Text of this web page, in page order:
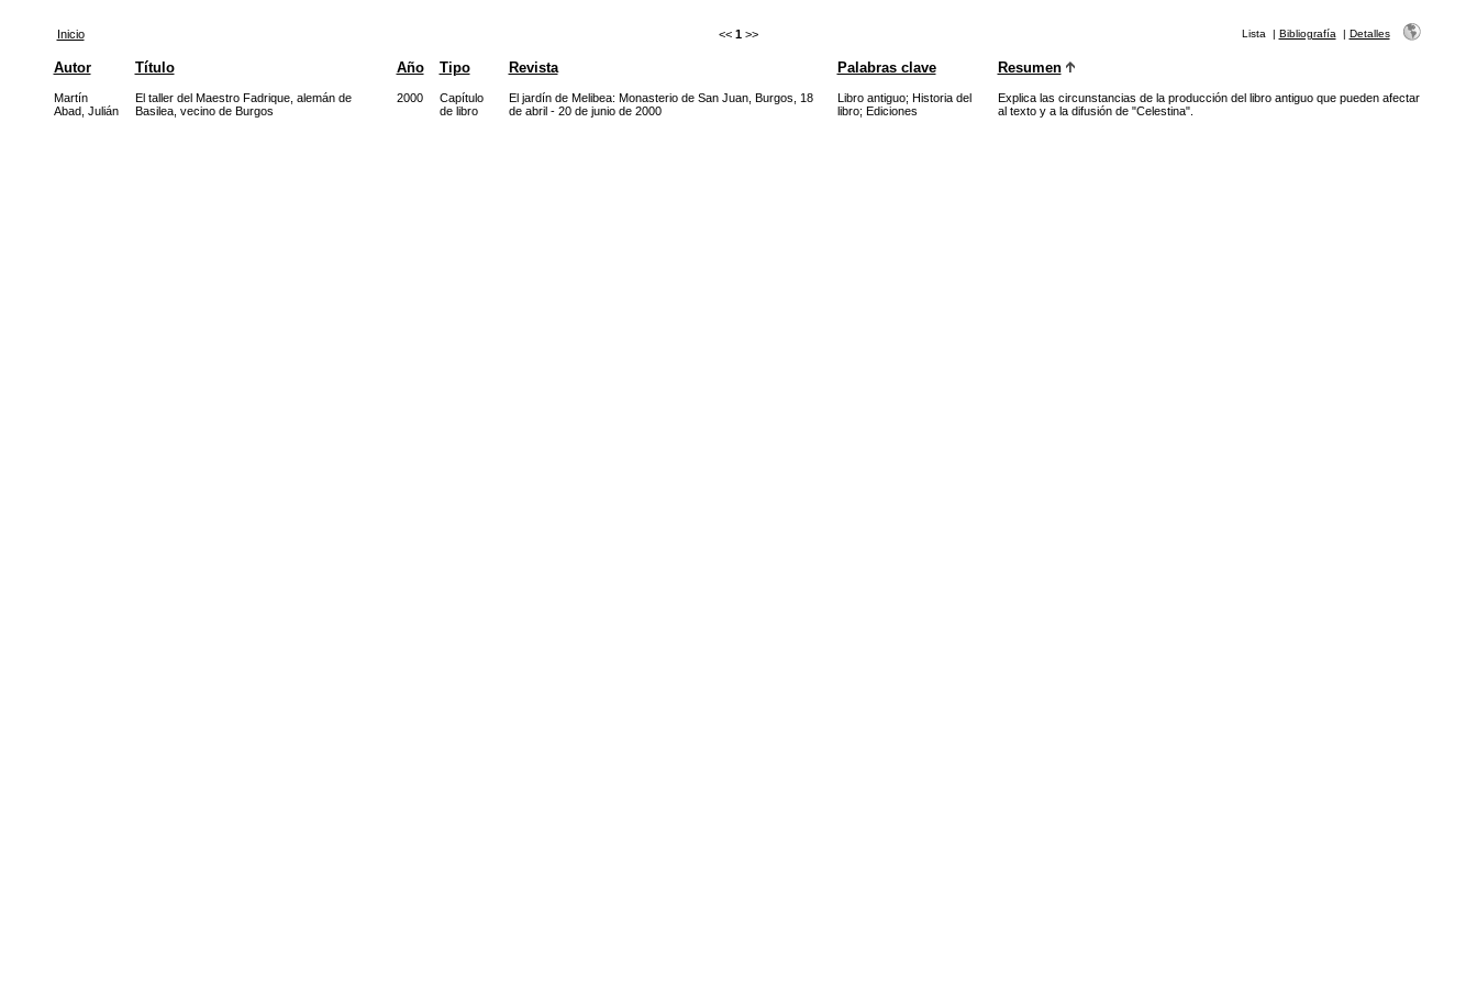
Inicio << 1 >> Lista | Bibliografía | Detalles
Autor Título Año Tipo Revista Palabras clave Resumen
Martín
Abad, Julián
El taller del Maestro Fadrique, alemán de
Basilea, vecino de Burgos
2000
Capítulo
de libro
El jardín de Melibea: Monasterio de San Juan, Burgos, 18
de abril - 20 de junio de 2000
Libro antiguo; Historia del
libro; Ediciones
Explica las circunstancias de la producción del libro antiguo que pueden afectar
al texto y a la difusión de "Celestina".